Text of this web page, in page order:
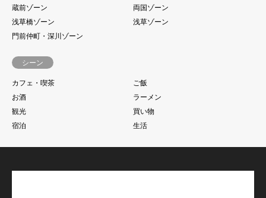
蔵前ゾーン
両国ゾーン
浅草橋ゾーン
浅草ゾーン
門前仲町・深川ゾーン
シーン
カフェ・喫茶
ご飯
お酒
ラーメン
観光
買い物
宿泊
生活